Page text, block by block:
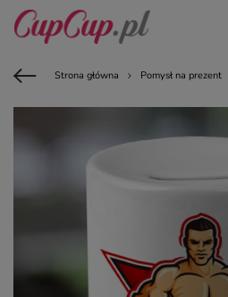
Strona główna Pomysł na prezent